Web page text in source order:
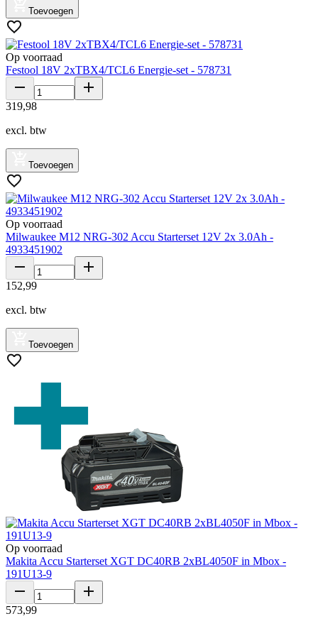
Toevoegen
Op voorraad
Festool 18V 2xTBX4/TCL6 Energie-set - 578731
319,98
excl. btw
Toevoegen
Op voorraad
Milwaukee M12 NRG-302 Accu Starterset 12V 2x 3.0Ah -
4933451902
152,99
excl. btw
Toevoegen
Op voorraad
Makita Accu Starterset XGT DC40RB 2xBL4050F in Mbox -
191U13-9
573,99